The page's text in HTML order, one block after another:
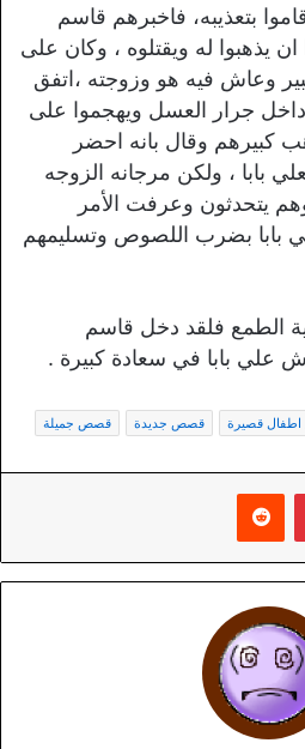
بتعذيبه، فاخبرهم قاسم
يذهبوا له ويقتلوه ، وكان على
وعاش فيه هو وزوجته ،اتفق
جرار العسل ويهجموا على
كبيرهم وقال بانه احضر
بابا ، ولكن مرجانه الزوجه
وعرفت الأمر
بابا بضرب اللصوص وتسليمهم
الطمع فلقد دخل قاسم
بابا في سعادة كبيرة .
قصيرة قصص جديدة قصص جميلة
بينتيريست